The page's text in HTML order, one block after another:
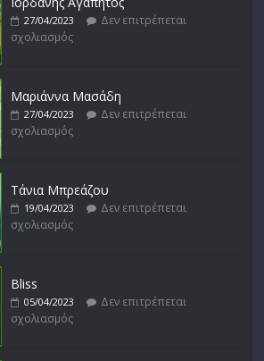
Απόστολος Ρίζος
σχολιασμός
σχολιασμός
27/04/2023
Δεν επιτρέπεται
σχολιασμός
Μαριάννα Μασάδη
27/04/2023
Δεν επιτρέπεται
σχολιασμός
Τάνια Μπρεάζου
19/04/2023
Δεν επιτρέπεται
σχολιασμός
Bliss
05/04/2023
Δεν επιτρέπεται
σχολιασμός